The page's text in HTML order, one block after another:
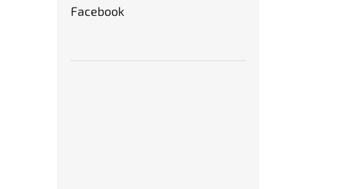
Facebook